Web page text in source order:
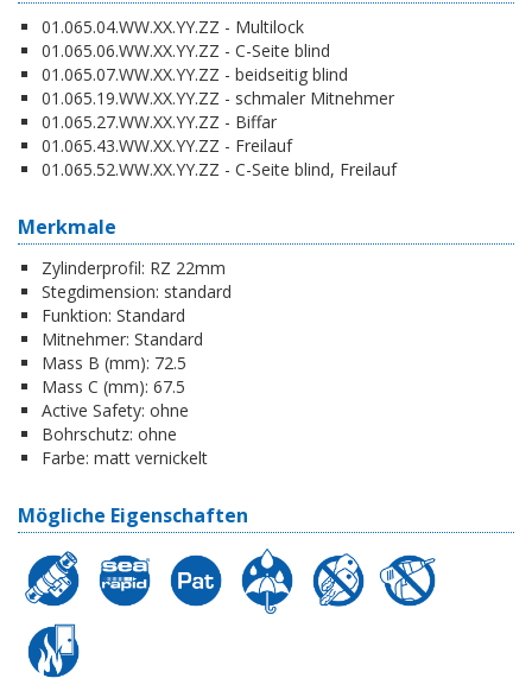
01.065.04.WW.XX.YY.ZZ - Multilock
01.065.06.WW.XX.YY.ZZ - C-Seite blind
01.065.07.WW.XX.YY.ZZ - beidseitig blind
01.065.19.WW.XX.YY.ZZ - schmaler Mitnehmer
01.065.27.WW.XX.YY.ZZ - Biffar
01.065.43.WW.XX.YY.ZZ - Freilauf
01.065.52.WW.XX.YY.ZZ - C-Seite blind, Freilauf
Merkmale
Zylinderprofil: RZ 22mm
Stegdimension: standard
Funktion: Standard
Mitnehmer: Standard
Mass B (mm): 72.5
Mass C (mm): 67.5
Active Safety: ohne
Bohrschutz: ohne
Farbe: matt vernickelt
Mögliche Eigenschaften